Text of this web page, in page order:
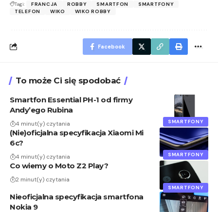
Tagi: FRANCJA ROBBY SMARTFON
SMARTFONY
TELEFON
WIKO WIKO ROBBY
Facebook
To może Ci się spodobać
SMARTFONY
Smartfon Essential PH-1 od firmy
Andy’ego Rubina
4 minut(y) czytania
SMARTFONY
(Nie)oficjalna specyfikacja Xiaomi Mi
6c?
4 minut(y) czytania
SMARTFONY
Co wiemy o Moto Z2 Play?
2 minut(y) czytania
Nieoficjalna specyfikacja smartfona
Nokia 9